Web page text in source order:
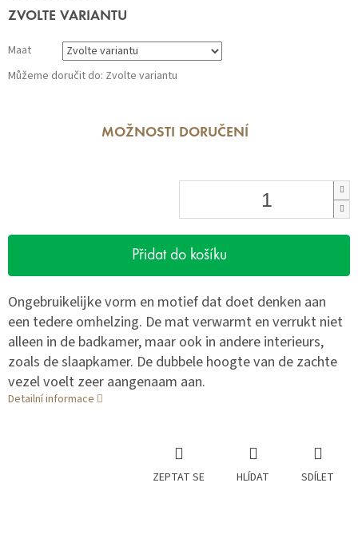
Měrná
ZVOLTE VARIANTU
Maat
Můžeme doručit do: Zvolte variantu
MOŽNOSTI DORUČENÍ
Přidat do košíku
Ongebruikelijke vorm en motief dat doet denken aan
een tedere omhelzing. De mat verwarmt en verrukt niet
alleen in de badkamer, maar ook in andere interieurs,
zoals de slaapkamer. De dubbele hoogte van de zachte
vezel voelt zeer aangenaam aan.
Detailní informace
ZEPTAT SE HLÍDAT SDÍLET